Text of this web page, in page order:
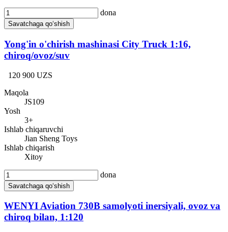
dona
Savatchaga qo‘shish
Yong'in o'chirish mashinasi City Truck 1:16,
chiroq/ovoz/suv
120 900 UZS
Maqola
JS109
Yosh
3+
Ishlab chiqaruvchi
Jian Sheng Toys
Ishlab chiqarish
Xitoy
dona
Savatchaga qo‘shish
WENYI Aviation 730B samolyoti inersiyali, ovoz va
chiroq bilan, 1:120